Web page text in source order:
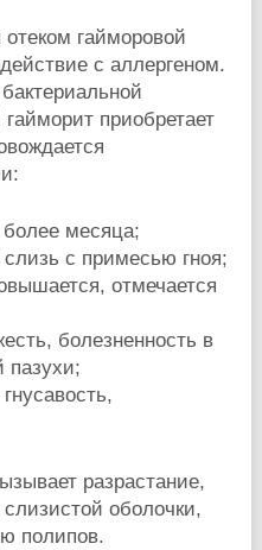
гайморовой
с аллергеном.
приобретает
месяца;
с примесью гноя;
отмечается
болезненность в
пазухи;
разрастание,
оболочки,
полипов.